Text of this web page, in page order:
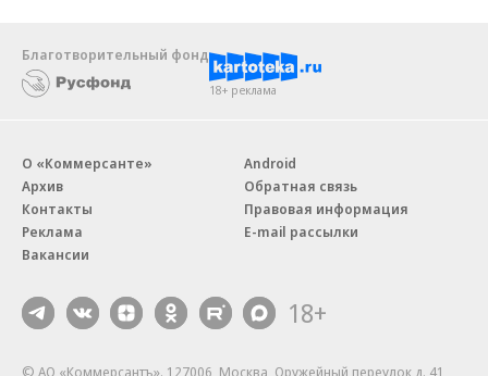
Благотворительный фонд
18+ реклама
О «Коммерсанте»
Архив
Контакты
Реклама
Вакансии
Android
Обратная связь
Правовая информация
E-mail рассылки
18+
© АО «Коммерсантъ». 127006, Москва, Оружейный переулок д. 41,